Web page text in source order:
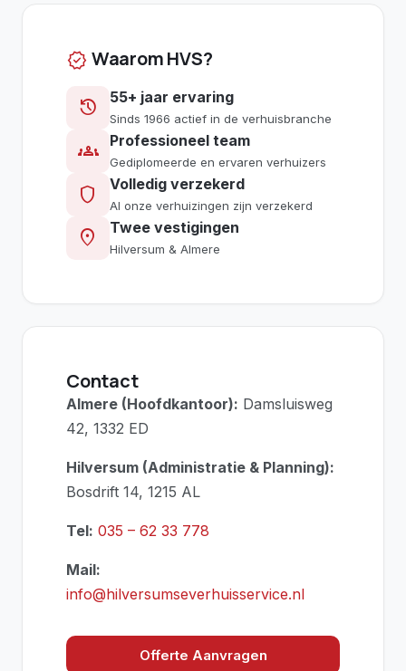
verifiedWaarom HVS?
history 55+ jaar ervaring
Sinds 1966 actief in de verhuisbranche
groups Professioneel team
Gediplomeerde en ervaren verhuizers
shield Volledig verzekerd
Al onze verhuizingen zijn verzekerd
location_on Twee vestigingen
Hilversum & Almere
Contact
Almere (Hoofdkantoor): Damsluisweg
42, 1332 ED
Hilversum (Administratie & Planning):
Bosdrift 14, 1215 AL
Tel: 035 – 62 33 778
Mail:
info@hilversumseverhuisservice.nl
Offerte Aanvragen